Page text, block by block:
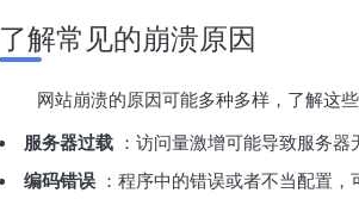
了解常见的崩溃原因
网站崩溃的原因可能多种多样，了解这
服务器过载 ：访问量激增可能导致服务器
编码错误 ：程序中的错误或者不当配置，